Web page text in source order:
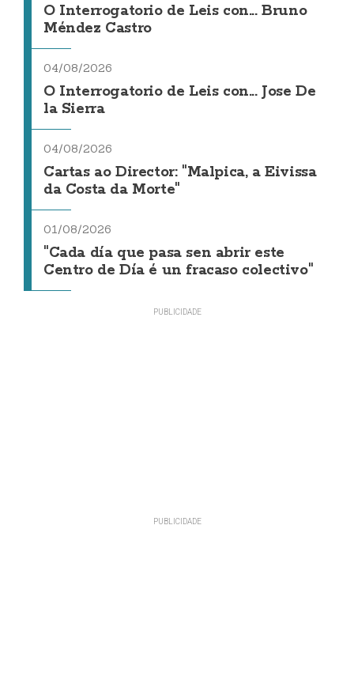
O Interrogatorio de Leis con... Bruno
Méndez Castro
04/08/2026
O Interrogatorio de Leis con... Jose De
la Sierra
04/08/2026
Cartas ao Director: "Malpica, a Eivissa
da Costa da Morte"
01/08/2026
"Cada día que pasa sen abrir este
Centro de Día é un fracaso colectivo"